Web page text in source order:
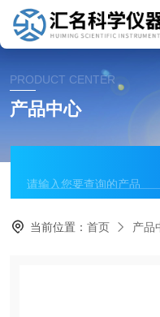
PRODUCT CENTER
产品中心
当前位置：首页 产品